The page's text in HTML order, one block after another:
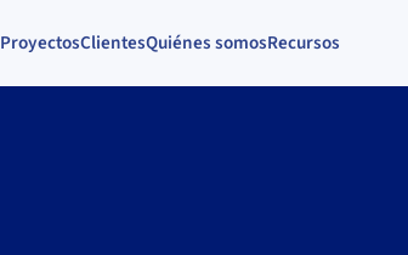
ProyectosClientesQuiénes somosRecursos